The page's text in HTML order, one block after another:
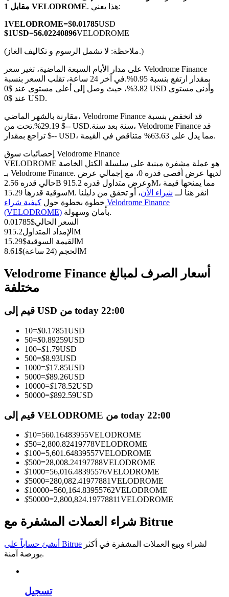
العقود الآجلة باستخدام USDC كضمان
نسخ التداول
انضم إلى أفضل المتداولين
كن متداول نسخ
استمتع بتقاسم الأرباح وعمولات نسخ التداول
معلومة
تحليل البيانات الضخمة بما في ذلك المعلومات التجارية، وما
إلى ذلك.
مقابل 1 VELODROME
. هذا يعني:
1VELODROME=$0.01785USD
$1USD=56.02240896VELODROME
(ملاحظة: لا تشمل الرسوم و تكاليف الغاز.)
على مدار الأيام السبعة الماضية، تغير سعر Velodrome Finance
بمقدار ارتفع بنسبة 0.95%.
في آخر 24 ساعة، تقلب السعر بنسبة
3.82%، حيث وصل إلى أعلى مستوى عند $0 USD وأدنى مستوى
عند $0 USD.
مقارنة بالشهر الماضي، Velodrome Finance قد انخفض بنسبة
29.19%.تحت من $-- USD.سنة بعد سنة، Velodrome Finance قد
تراجع بمقدار $-- USD، مما يدل على 63.63% متناقص في القيمة.
إحصائيات سوق Velodrome Finance
VELODROME هو عملة مشفرة مبنية على سلسلة الكتل الخاصة
بـ Velodrome Finance. لديها عرض أقصى قدره 0، مع إجمالي عرض
حالي قدره 2.56B وعرض متداول قدره 915.2M، مما يمنحها قيمة
سوقية قدرها 15.29M. انقر هنا لــ شراء الآن، أو تحقق من دليلنا
خطوة بخطوة حول كيفية شراء Velodrome Finance
(VELODROME)
بأمان وسهولة.
السعر الحالي$
0.01785
الإمداد المتداول 915.2M
القيمة السوقية$
15.29M
الحجم (24 ساعة)
$ 8.61M
Velodrome Finance أسعار الصرف لمبالغ
مختلفة
قيم إلى USD من today 22:00
10=$0.17851USD
50=$0.89259USD
100=$1.79USD
500=$8.93USD
1000=$17.85USD
5000=$89.26USD
10000=$178.52USD
50000=$892.59USD
قيم إلى VELODROME من today 22:00
$10=560.16483955VELODROME
$50=2,800.82419778VELODROME
$100=5,601.64839557VELODROME
$500=28,008.24197788VELODROME
$1000=56,016.48395576VELODROME
$5000=280,082.41977881VELODROME
$10000=560,164.83955762VELODROME
$50000=2,800,824.19778811VELODROME
شراء العملات المشفرة مع Bitrue
أنشئ حساباً على Bitrue
بورصة آمنة.
تسجيل